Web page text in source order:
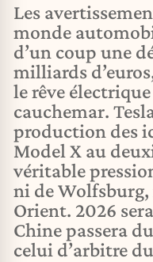
Les
monde
d’un coup une
milliards
le rêve
cauchemar.
production des
Model X au
véritable
ni de Wolfsburg,
Orient. 2026
Chine passera
celui d’arbitre